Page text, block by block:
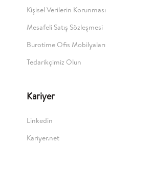
Kişisel Verilerin Korunması
Mesafeli Satış Sözleşmesi
Burotime Ofis Mobilyaları
Tedarikçimiz Olun
Kariyer
Linkedin
Kariyer.net